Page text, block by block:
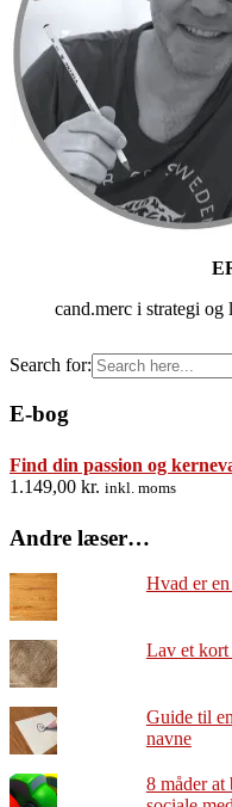
cand.merc i strategi og
Search for:
E-bog
Find din passion og
1.149,00 kr. inkl. moms
Andre læser…
Hvad er
Lav et kort
Guide til
navne
8 måder